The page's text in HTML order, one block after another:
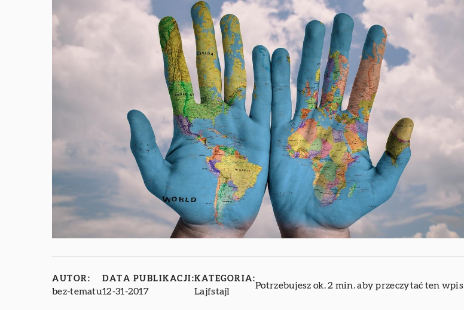
AUTOR:
bez-tematu
DATA PUBLIKACJI:
12-31-2017
KATEGORIA:
Lajfstajl
Potrzebujesz ok. 2 min. aby przeczytać ten wpis